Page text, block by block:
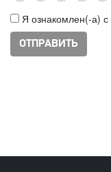
Я ознакомлен(-а) с